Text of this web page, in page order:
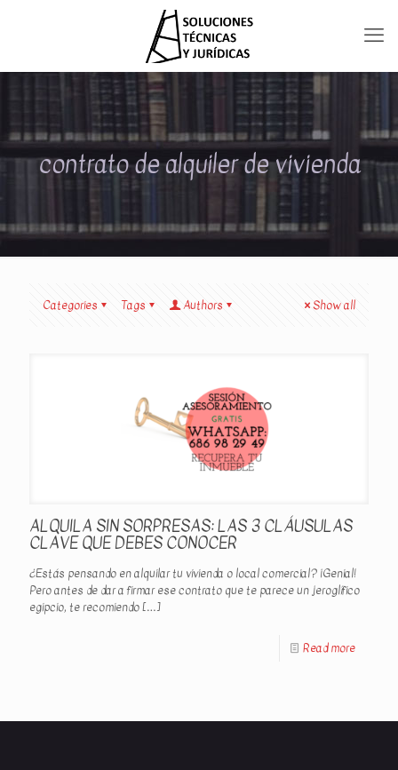
contrato de alquiler de vivienda
Categories Tags Authors Show all
ALQUILA SIN SORPRESAS: LAS 3 CLÁUSULAS
CLAVE QUE DEBES CONOCER
¿Estás pensando en alquilar tu vivienda o local comercial? ¡Genial!
Pero antes de dar a firmar ese contrato que te parece un jeroglífico
egipcio, te recomiendo[…]
Read more